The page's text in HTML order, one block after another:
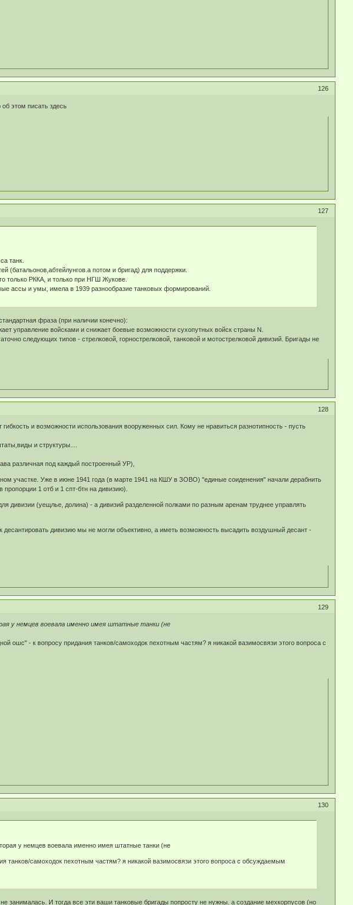
126
об этом писать здесь
127
танк.
потом и бригад) для поддержки.
только РККА, и только при НГШ Жукове.
ассы и умы, имела в 1939 разнообразие танковых формирований.
фраза (при наличии конечно):
управление войсками и снижает боевые возможности сухопутных войск страны N.
следующих типов - стрелковой, горнострелковой, танковой и мотострелковой дивизий. Бригады не
128
и возможности использования вооруженных сил. Кому не нравиться разнотипность - пусть
и структуры....
различная под каждый построенный УР),
участке. Уже в июне 1941 года (в марте 1941 на КШУ в ЗОВО) "единые соиденения" начали дерабнить
1 отб и 1 спт-бтн на дивизию).
дивизии (уещлье, долина) - а дивизий разделенной полками по разным аренам труднее управлять
дивизию мы не могли объективно, а иметь возможность высадить воздушный десант -
129
у немцев воевала именно имея штатные танки (не
ошс" - к вопросу придания танков/самоходок пехотным частям? я никакой вазимосвязи этого вопроса с
130
у немцев воевала именно имея штатные танки (не
танков/самоходок пехотным частям? я никакой вазимосвязи этого вопроса с обсуждаемым
занималась. И тогда все эти ваши танковые бригады попросту не нужны. а создание мехкорпусов (но